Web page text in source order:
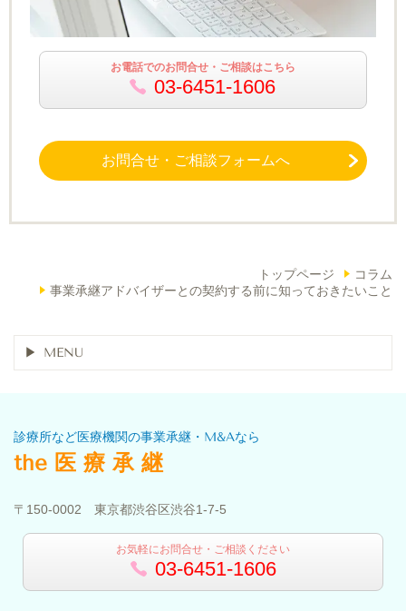
お電話でのお問合せ・ご相談はこちら
03-6451-1606
お問合せ・ご相談フォームへ
トップページ
コラム
事業承継アドバイザーとの契約する前に知っておきたいこと
MENU
診療所など医療機関の事業承継・M&Aなら
the 医 療 承 継
〒150-0002 東京都渋谷区渋谷1-7-5
お気軽にお問合せ・ご相談ください
03-6451-1606